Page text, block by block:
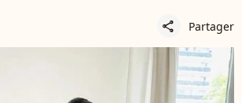
share Partager